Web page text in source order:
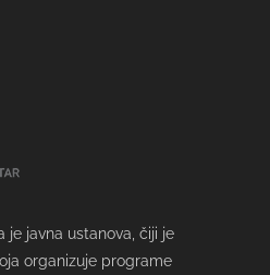
je javna ustanova, čiji je
organizuje programe